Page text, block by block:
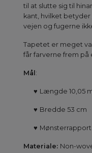
til at slutte sig til
kant, hvilket
vejen og fugerne
Tapetet er meget
får farverne frem på
Mål :
♥ Længde 10,05
♥ Bredde 53 cm
♥ Mønsterrapport
Materiale: Non-